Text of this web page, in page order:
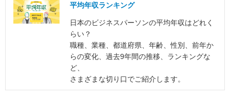
平均年収ランキング
日本のビジネスパーソンの平均年収はどれく
らい？
職種、業種、都道府県、年齢、性別、前年か
らの変化、過去9年間の推移、ランキングな
ど、
さまざまな切り口でご紹介します。